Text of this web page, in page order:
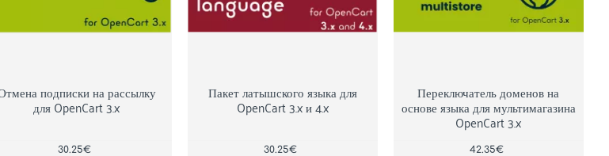
подписки на рассылку
для OpenCart 3.x
30.25€
Популярный
Пакет латышского языка для
OpenCart 3.x и 4.x
30.25€
Переключатель доменов на
основе языка для мультимагазина
OpenCart 3.x
42.35€